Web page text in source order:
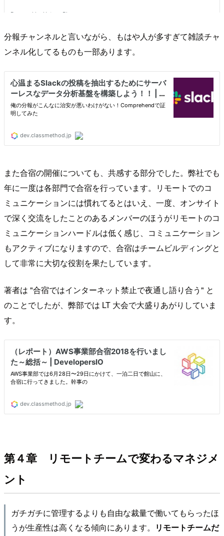
分報チャンネルと言いながら、もはや人が多すぎて雑談チャ
ンネル化してるものも一部あります。
また合宿の開催についても、共感する部分でした。弊社でも
年に一度は各部門で合宿を行っています。リモートでのコ
ミュニケーションには慣れてるとはいえ、一度、オンサイト
で深く交流をしたことのあるメンバーのほうがリモートのコ
ミュニケーションハードルは低く感じ、コミュニケーション
もアクティブになりますので、合宿はチームビルディングと
して非常に大切な役割を果たしています。
著者は "合宿ではインターネット禁止で夜通し語り合う" と
のことでしたが、弊部では LT 大会で大盛りあがりしていま
す。
第４章 リモートチームで変わるマネジメ
ント
ガチガチに管理するよりも自由な裁量で働いてもらったほ
うが生産性は高くなる傾向にあります。
リモートチームだ